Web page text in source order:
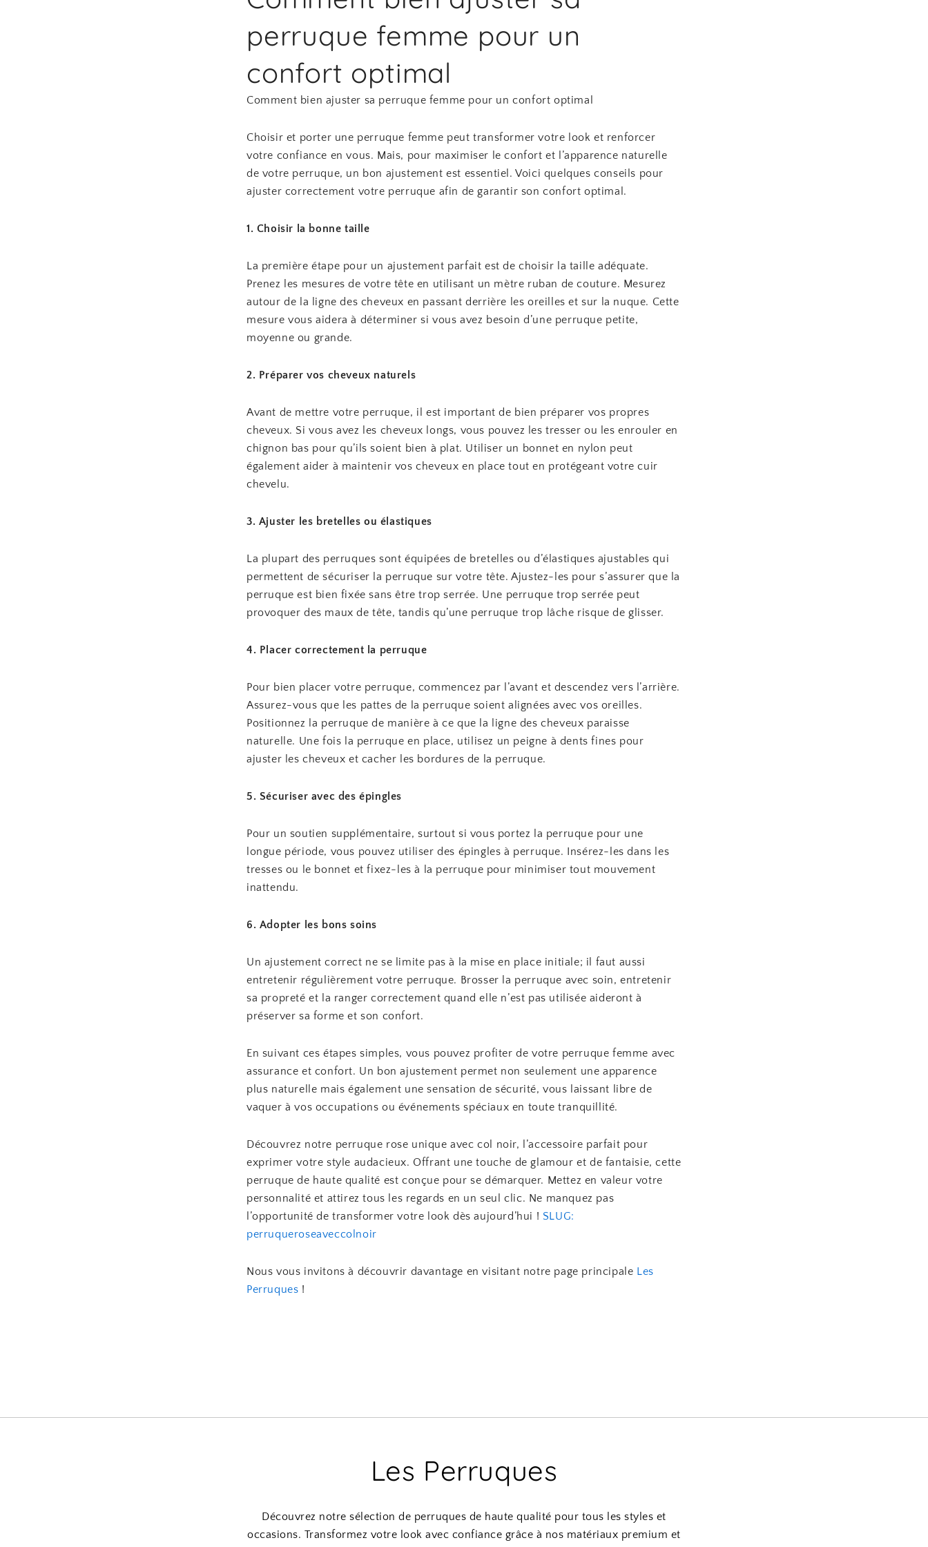
perruque femme pour un
confort optimal
Comment bien ajuster sa perruque femme pour un confort optimal
Choisir et porter une perruque femme peut transformer votre look et renforcer
votre confiance en vous. Mais, pour maximiser le confort et l’apparence naturelle
de votre perruque, un bon ajustement est essentiel. Voici quelques conseils pour
ajuster correctement votre perruque afin de garantir son confort optimal.
1. Choisir la bonne taille
La première étape pour un ajustement parfait est de choisir la taille adéquate.
Prenez les mesures de votre tête en utilisant un mètre ruban de couture. Mesurez
autour de la ligne des cheveux en passant derrière les oreilles et sur la nuque. Cette
mesure vous aidera à déterminer si vous avez besoin d’une perruque petite,
moyenne ou grande.
2. Préparer vos cheveux naturels
Avant de mettre votre perruque, il est important de bien préparer vos propres
cheveux. Si vous avez les cheveux longs, vous pouvez les tresser ou les enrouler en
chignon bas pour qu’ils soient bien à plat. Utiliser un bonnet en nylon peut
également aider à maintenir vos cheveux en place tout en protégeant votre cuir
chevelu.
3. Ajuster les bretelles ou élastiques
La plupart des perruques sont équipées de bretelles ou d’élastiques ajustables qui
permettent de sécuriser la perruque sur votre tête. Ajustez-les pour s’assurer que la
perruque est bien fixée sans être trop serrée. Une perruque trop serrée peut
provoquer des maux de tête, tandis qu’une perruque trop lâche risque de glisser.
4. Placer correctement la perruque
Pour bien placer votre perruque, commencez par l’avant et descendez vers l’arrière.
Assurez-vous que les pattes de la perruque soient alignées avec vos oreilles.
Positionnez la perruque de manière à ce que la ligne des cheveux paraisse
naturelle. Une fois la perruque en place, utilisez un peigne à dents fines pour
ajuster les cheveux et cacher les bordures de la perruque.
5. Sécuriser avec des épingles
Pour un soutien supplémentaire, surtout si vous portez la perruque pour une
longue période, vous pouvez utiliser des épingles à perruque. Insérez-les dans les
tresses ou le bonnet et fixez-les à la perruque pour minimiser tout mouvement
inattendu.
6. Adopter les bons soins
Un ajustement correct ne se limite pas à la mise en place initiale; il faut aussi
entretenir régulièrement votre perruque. Brosser la perruque avec soin, entretenir
sa propreté et la ranger correctement quand elle n’est pas utilisée aideront à
préserver sa forme et son confort.
En suivant ces étapes simples, vous pouvez profiter de votre perruque femme avec
assurance et confort. Un bon ajustement permet non seulement une apparence
plus naturelle mais également une sensation de sécurité, vous laissant libre de
vaquer à vos occupations ou événements spéciaux en toute tranquillité.
Découvrez notre perruque rose unique avec col noir, l’accessoire parfait pour
exprimer votre style audacieux. Offrant une touche de glamour et de fantaisie, cette
perruque de haute qualité est conçue pour se démarquer. Mettez en valeur votre
personnalité et attirez tous les regards en un seul clic. Ne manquez pas
l’opportunité de transformer votre look dès aujourd’hui ! SLUG:
perruqueroseaveccolnoir
Nous vous invitons à découvrir davantage en visitant notre page principale Les
Perruques !
Les Perruques
Découvrez notre sélection de perruques de haute qualité pour tous les styles et
occasions. Transformez votre look avec confiance grâce à nos matériaux premium et